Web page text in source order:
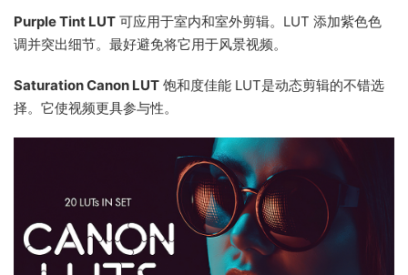
Purple Tint LUT 可应用于室内和室外剪辑。LUT 添加紫色色
调并突出细节。最好避免将它用于风景视频。
Saturation Canon LUT 饱和度佳能 LUT是动态剪辑的不错选
择。它使视频更具参与性。